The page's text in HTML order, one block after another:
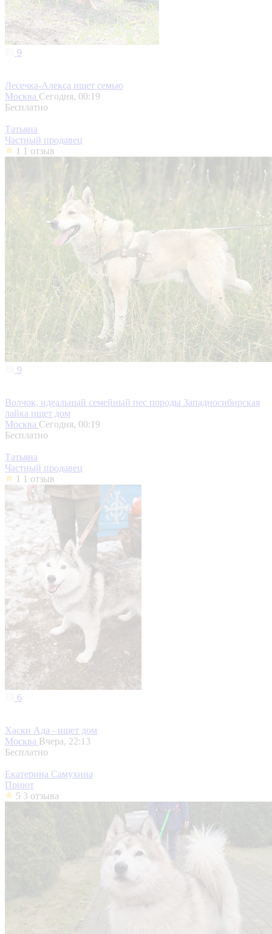
9
Лесечка-Алекса ищет семью
Москва Сегодня, 00:19
Бесплатно
Татьяна
Частный продавец
1 1 отзыв
9
Волчок, идеальный семейный пес породы Западносибирская
лайка ищет дом
Москва Сегодня, 00:19
Бесплатно
Татьяна
Частный продавец
1 1 отзыв
6
Хаски Ада - ищет дом
Москва Вчера, 22:13
Бесплатно
Екатерина Самухина
Приют
5 3 отзыва